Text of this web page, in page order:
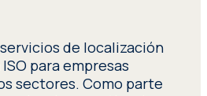
de localización
para empresas
sectores. Como parte